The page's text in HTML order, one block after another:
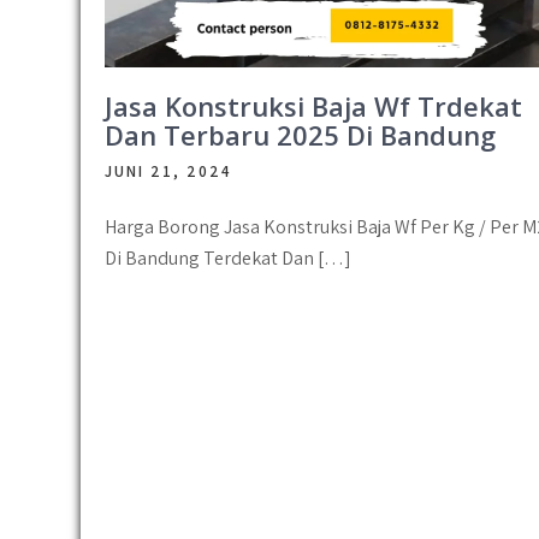
Jasa Konstruksi Baja Wf Trdekat
Dan Terbaru 2025 Di Bandung
JUNI 21, 2024
Harga Borong Jasa Konstruksi Baja Wf Per Kg / Per
Di Bandung Terdekat Dan […]